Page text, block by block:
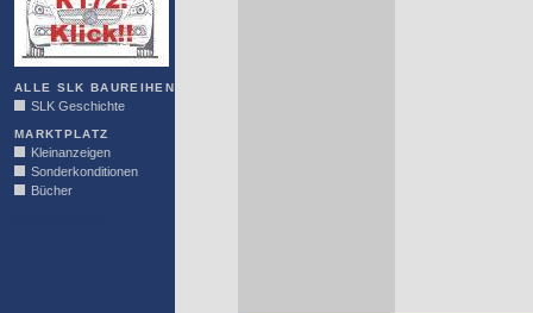
ALLE SLK BAUREIHEN
SLK Geschichte
MARKTPLATZ
Kleinanzeigen
Sonderkonditionen
Bücher